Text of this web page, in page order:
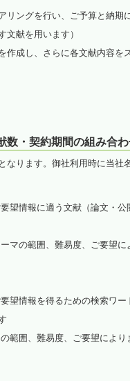
リングを行い、ご予算と納期
文献を用います）
作成し、さらに各文献内容
数・契約期間の組み合
なります。御社利用時に当
望情報に適う文献（論文・
マの範囲、難易度、ご要望に
望情報を得るための検索ワ
範囲、難易度、ご要望により